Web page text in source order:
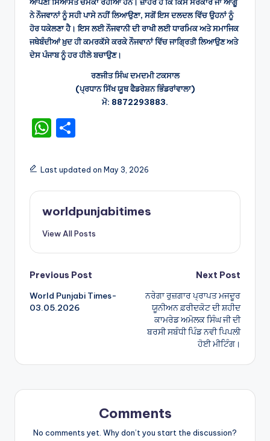
ਨੇ ਨੌਜਵਾਨਾਂ ਨੂੰ ਸਹੀ ਪਾਸੇ ਨਹੀਂ ਲਿਆਉਣਾ, ਸਗੋਂ ਇਸ ਦਲਦਲ ਵਿੱਚ ਉਹਨਾਂ ਨੂੰ
ਹੋਰ ਧਕੇਲਣਾ ਹੈ। ਇਸ ਲਈ ਨੌਜਵਾਨੀ ਦੀ ਰਾਖੀ ਲਈ ਧਾਰਮਿਕ ਅਤੇ ਸਮਾਜਿਕ
ਜਥੇਬੰਦੀਆਂ ਖ਼ੁਦ ਹੀ ਕਮਰਕੱਸੇ ਕਰਕੇ ਨੌਜਵਾਨਾਂ ਵਿੱਚ ਜਾਗ੍ਰਿਤੀ ਲਿਆਉਣ ਅਤੇ
ਦੇਸ ਪੰਜਾਬ ਨੂੰ ਹਰ ਹੀਲੇ ਬਚਾਉਣ।
ਰਣਜੀਤ ਸਿੰਘ ਦਮਦਮੀ ਟਕਸਾਲ
(ਪ੍ਰਧਾਨ ਸਿੱਖ ਯੂਥ ਫੈਡਰੇਸ਼ਨ ਭਿੰਡਰਾਂਵਾਲਾ)
ਮੋ: 8872293883.
W
a
ts
A
p
ar
e
Last updated on May 3, 2026
worldpunjabitimes
View All Posts
Post
navigation
Previous Post
World Punjabi Times-
03.05.2026
Next Post
ਨਰੇਗਾ ਰੁਜ਼ਗਾਰ ਪ੍ਰਾਪਤ ਮਜਦੂਰ
ਯੂਨੀਅਨ ਫ਼ਰੀਦਕੋਟ ਦੀ ਸ਼ਹੀਦ
ਕਾਮਰੇਡ ਅਮੋਲਕ ਸਿੰਘ ਜੀ ਦੀ
ਬਰਸੀ ਸਬੰਧੀ ਪਿੰਡ ਨਵੀ ਪਿਪਲੀ
ਹੋਈ ਮੀਟਿੰਗ।
Comments
No comments yet. Why don’t you start the discussion?